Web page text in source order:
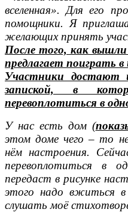
вселенная». Для его
помощники. Я
желающих принять
После того, как
предлагает поиграть
Участники достают
запиской, в
перевоплотиться в
У нас есть дом (
этом доме чего – то
нём настроения.
перевоплотиться в
передаст в рисунке
этого надо вжиться в
слушать моё